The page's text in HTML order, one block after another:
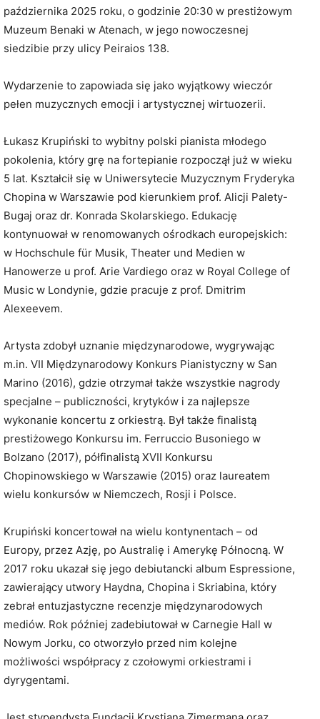
października 2025 roku, o godzinie 20:30 w prestiżowym
Muzeum Benaki w Atenach, w jego nowoczesnej
siedzibie przy ulicy Peiraios 138.
Wydarzenie to zapowiada się jako wyjątkowy wieczór
pełen muzycznych emocji i artystycznej wirtuozerii.
Łukasz Krupiński to wybitny polski pianista młodego
pokolenia, który grę na fortepianie rozpoczął już w wieku
5 lat. Kształcił się w Uniwersytecie Muzycznym Fryderyka
Chopina w Warszawie pod kierunkiem prof. Alicji Palety-
Bugaj oraz dr. Konrada Skolarskiego. Edukację
kontynuował w renomowanych ośrodkach europejskich:
w Hochschule für Musik, Theater und Medien w
Hanowerze u prof. Arie Vardiego oraz w Royal College of
Music w Londynie, gdzie pracuje z prof. Dmitrim
Alexeevem.
Artysta zdobył uznanie międzynarodowe, wygrywając
m.in. VII Międzynarodowy Konkurs Pianistyczny w San
Marino (2016), gdzie otrzymał także wszystkie nagrody
specjalne – publiczności, krytyków i za najlepsze
wykonanie koncertu z orkiestrą. Był także finalistą
prestiżowego Konkursu im. Ferruccio Busoniego w
Bolzano (2017), półfinalistą XVII Konkursu
Chopinowskiego w Warszawie (2015) oraz laureatem
wielu konkursów w Niemczech, Rosji i Polsce.
Krupiński koncertował na wielu kontynentach – od
Europy, przez Azję, po Australię i Amerykę Północną. W
2017 roku ukazał się jego debiutancki album Espressione,
zawierający utwory Haydna, Chopina i Skriabina, który
zebrał entuzjastyczne recenzje międzynarodowych
mediów. Rok później zadebiutował w Carnegie Hall w
Nowym Jorku, co otworzyło przed nim kolejne
możliwości współpracy z czołowymi orkiestrami i
dyrygentami.